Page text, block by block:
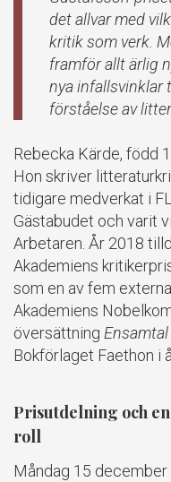
det allvar med
kritik som verk.
framför allt ärlig
nya infallsvinklar
förståelse av
Rebecka Kärde, född
Hon skriver
tidigare medverkat i
Gästabudet och varit
Arbetaren. År 2018
Akademiens
som en av fem
Akademiens
översättning Ensamtal
Bokförlaget Faethon i
Prisutdelning och
roll
Måndag 15